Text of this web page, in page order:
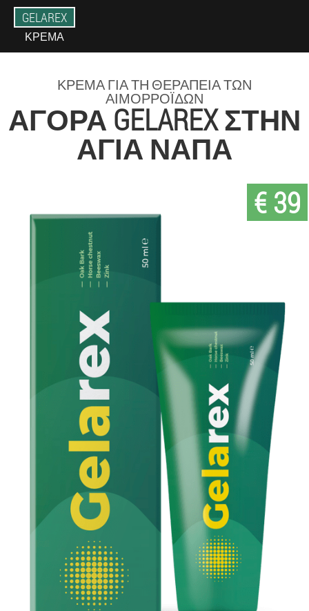
GELAREX
ΚΡΈΜΑ
ΚΡΈΜΑ ΓΙΑ ΤΗ ΘΕΡΑΠΕΊΑ ΤΩΝ
ΑΙΜΟΡΡΟΪ́ΔΩΝ
ΑΓΟΡΆ GELAREX ΣΤΗΝ
ΑΓΊΑ ΝΑΠΑ
€ 39